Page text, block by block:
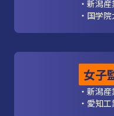
・新潟
・国学
女子
・新潟
・愛知